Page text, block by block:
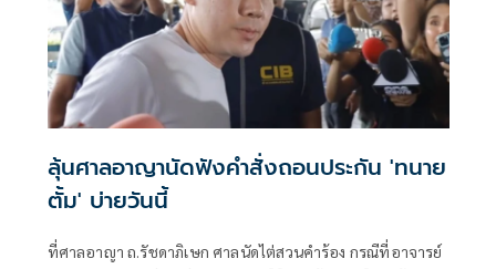
ลุ้นศาลอาญานัดฟังคำสั่งถอนประกัน 'ทนาย
ตั้ม' บ่ายวันนี้
ที่ศาลอาญา ถ.รัชดาภิเษก ศาลนัดไต่สวนคำร้อง กรณีที่อาจารย์